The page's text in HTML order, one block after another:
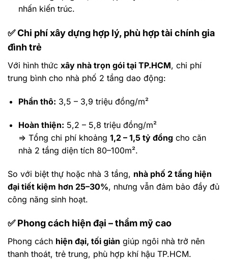
nhấn kiến trúc.
✅Chi phí xây dựng hợp lý, phù hợp tài chính gia
đình trẻ
Với hình thức xây nhà trọn gói tại TP.HCM, chi phí
trung bình cho nhà phố 2 tầng dao động:
Phần thô: 3,5 – 3,9 triệu đồng/m²
Hoàn thiện: 5,2 – 5,8 triệu đồng/m²
=> Tổng chi phí khoảng 1,2 – 1,5 tỷ đồngcho căn
nhà 2 tầng diện tích 80–100m².
So với biệt thự hoặc nhà 3 tầng, nhà phố 2 tầng hiện
đại tiết kiệm hơn 25–30%, nhưng vẫn đảm bảo đầy đủ
công năng sinh hoạt.
✅Phong cách hiện đại – thẩm mỹ cao
Phong cách hiện đại, tối giản giúp ngôi nhà trở nên
thanh thoát, trẻ trung, phù hợp khí hậu TP.HCM.